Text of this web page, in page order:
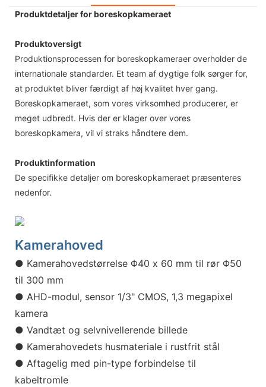
Produktdetaljer for boreskopkameraet
Produktoversigt
Produktionsprocessen for boreskopkameraer overholder de
internationale standarder. Et team af dygtige folk sørger for,
at produktet bliver færdigt af høj kvalitet hver gang.
Boreskopkameraet, som vores virksomhed producerer, er
meget udbredt. Hvis der er klager over vores
boreskopkamera, vil vi straks håndtere dem.
Produktinformation
De specifikke detaljer om boreskopkameraet præsenteres
nedenfor.
Kamerahoved
● Kamerahovedstørrelse Φ40 x 60 mm til rør Φ50
til 300 mm
● AHD-modul, sensor 1/3" CMOS, 1,3 megapixel
kamera
● Vandtæt og selvnivellerende billede
● Kamerahovedets husmateriale i rustfrit stål
● Aftagelig med pin-type forbindelse til
kabeltromle